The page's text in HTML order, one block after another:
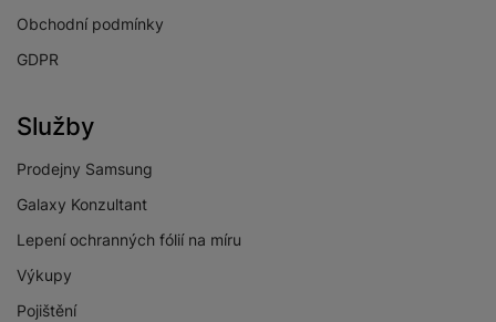
Obchodní podmínky
GDPR
Služby
Prodejny Samsung
Galaxy Konzultant
Lepení ochranných fólií na míru
Výkupy
Pojištění